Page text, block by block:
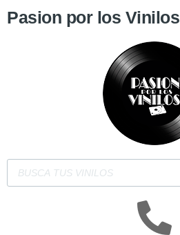
Pasion por los Vinilos